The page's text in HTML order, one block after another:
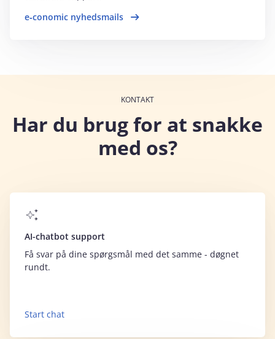
e‑conomic nyhedsmails
KONTAKT
Har du brug for at snakke
med os?
AI-chatbot support
Få svar på dine spørgsmål med det samme - døgnet
rundt.
Start chat